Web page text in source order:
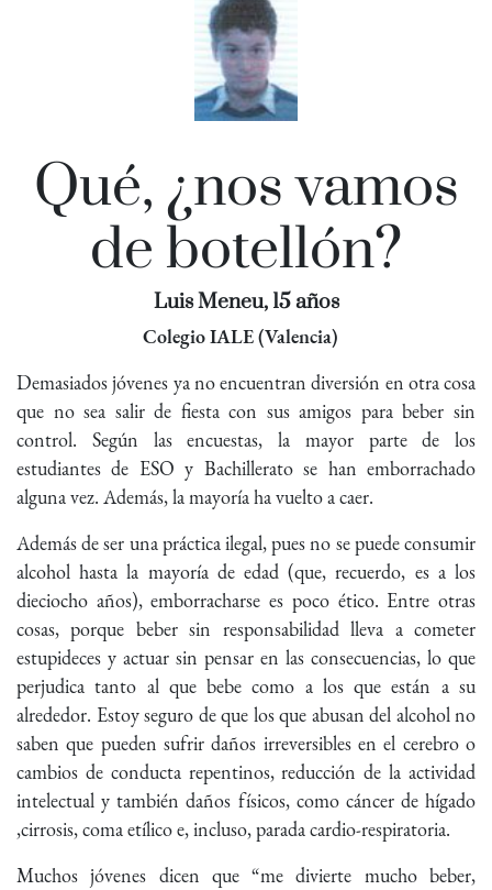
Qué, ¿nos vamos
de botellón?
Luis Meneu, 15 años
Colegio IALE (Valencia)
Demasiados jóvenes ya no encuentran diversión en otra cosa
que no sea salir de fiesta con sus amigos para beber sin
control. Según las encuestas, la mayor parte de los
estudiantes de ESO y Bachillerato se han emborrachado
alguna vez. Además, la mayoría ha vuelto a caer.
Además de ser una práctica ilegal, pues no se puede consumir
alcohol hasta la mayoría de edad (que, recuerdo, es a los
dieciocho años), emborracharse es poco ético. Entre otras
cosas, porque beber sin responsabilidad lleva a cometer
estupideces y actuar sin pensar en las consecuencias, lo que
perjudica tanto al que bebe como a los que están a su
alrededor. Estoy seguro de que los que abusan del alcohol no
saben que pueden sufrir daños irreversibles en el cerebro o
cambios de conducta repentinos, reducción de la actividad
intelectual y también daños físicos, como cáncer de hígado
,cirrosis, coma etílico e, incluso, parada cardio-respiratoria.
Muchos jóvenes dicen que “me divierte mucho beber,